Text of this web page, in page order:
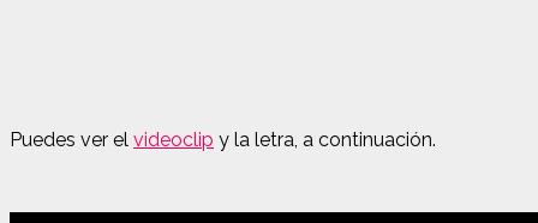
Puedes ver el videoclip y la letra, a continuación.